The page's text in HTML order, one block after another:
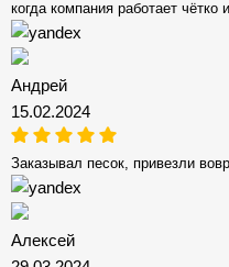
когда компания работает
Андрей
15.02.2024
Заказывал песок, привезли
Алексей